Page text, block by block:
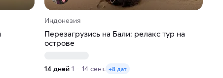
Индонезия
Перезагрузись на Бали: релакс тур на
острове
14 дней 1 – 14 сент. +8 дат